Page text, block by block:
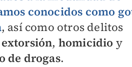
conocidos como
, así como otros delitos
extorsión, homicidio y
de drogas.